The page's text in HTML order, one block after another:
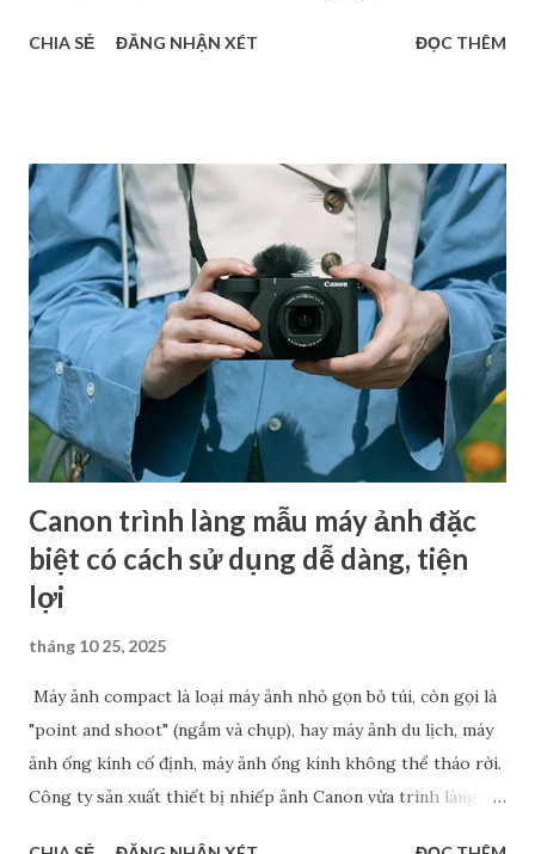
dự đoán về Fujifilm Half-frame, Sony A7 V hay dòng RX1 hồi
và lên kế hoạch nâng cấp thiết bị hợp lý. Máy ảnh ra mắt
2025: Canon EOS R7 Mark II Sau một chuỗi ra mắt hàng loạt
các sản phẩm đình đám như từ EOS R1 và EOS R5 Mark II
năm ngoái đến PowerShot V1 và EOS R50 V ra mắt năm nay,
nhiều diễn đàn đồn đoán rằng máy ảnh tiếp theo Canon sẽ
cho ra mắt khả năng cao là Canon EOS R7 Mark II. Đa số các
thông tin cung cấp đều cho rằng R7 Mark II sẽ là một chiếc
máy ảnh có hiệu suất mạnh mẽ, sở hữu cảm biến độ phân...
CHIA SẺ ĐĂNG NHẬN XÉT ĐỌC THÊM
Canon trình làng mẫu máy ảnh đặc
biệt có cách sử dụng dễ dàng, tiện
lợi
tháng 10 25, 2025
Máy ảnh compact là loại máy ảnh nhỏ gọn bỏ túi, còn gọi là
"point and shoot" (ngắm và chụp), hay máy ảnh du lịch, máy
ảnh ống kính cố định, máy ảnh ống kính không thể tháo rời.
Công ty sản xuất thiết bị nhiếp ảnh Canon vừa trình làng